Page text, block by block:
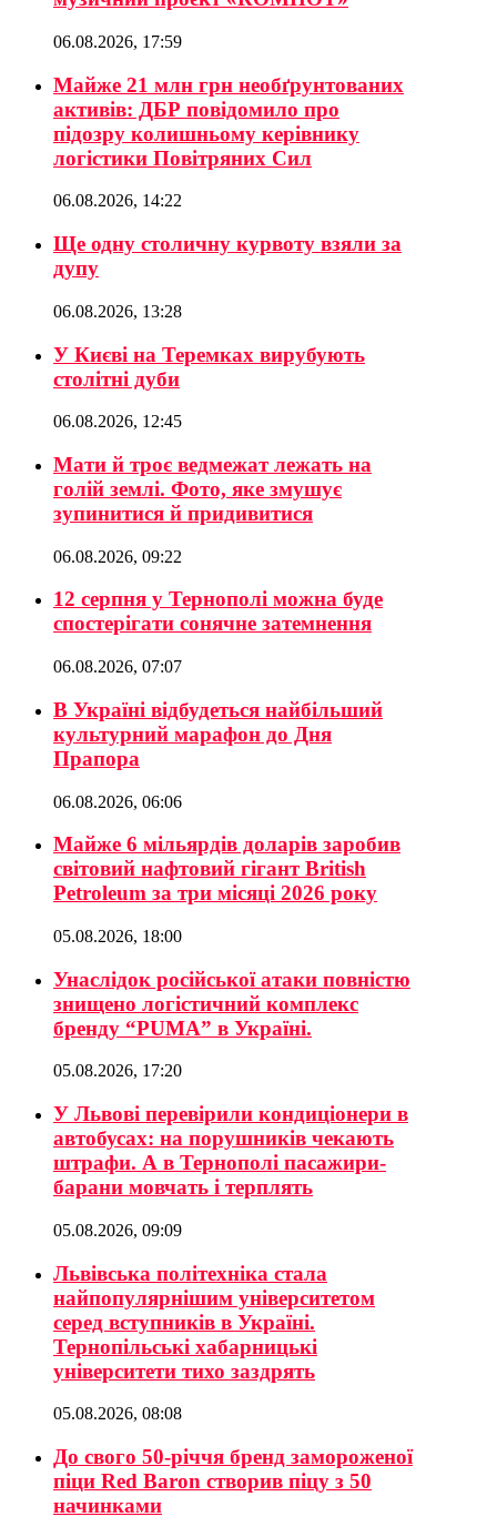
06.08.2026, 17:59
Майже 21 млн грн необґрунтованих
активів: ДБР повідомило про
підозру колишньому керівнику
логістики Повітряних Сил
06.08.2026, 14:22
Ще одну столичну курвоту взяли за
дупу
06.08.2026, 13:28
У Києві на Теремках вирубують
столітні дуби
06.08.2026, 12:45
Мати й троє ведмежат лежать на
голій землі. Фото, яке змушує
зупинитися й придивитися
06.08.2026, 09:22
12 серпня у Тернополі можна буде
спостерігати сонячне затемнення
06.08.2026, 07:07
В Україні відбудеться найбільший
культурний марафон до Дня
Прапора
06.08.2026, 06:06
Майже 6 мільярдів доларів заробив
світовий нафтовий гігант British
Petroleum за три місяці 2026 року
05.08.2026, 18:00
Унаслідок російської атаки повністю
знищено логістичний комплекс
бренду “PUMA” в Україні.
05.08.2026, 17:20
У Львові перевірили кондиціонери в
автобусах: на порушників чекають
штрафи. А в Тернополі пасажири-
барани мовчать і терплять
05.08.2026, 09:09
Львівська політехніка стала
найпопулярнішим університетом
серед вступників в Україні.
Тернопільські хабарницькі
університети тихо заздрять
05.08.2026, 08:08
До свого 50-річчя бренд замороженої
піци Red Baron створив піцу з 50
начинками